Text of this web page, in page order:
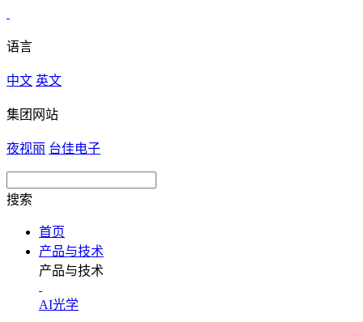
语言
中文 英文
集团网站
夜视丽 台佳电子
搜索
首页
产品与技术
产品与技术
AI光学